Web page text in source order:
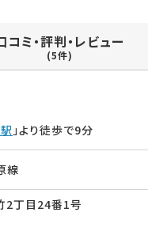
コミ・評判・レビュー
(5件)
」より徒歩で9分
線
2丁目24番1号